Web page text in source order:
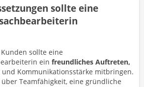
sollte eine
sollte eine
ein freundliches Auftreten,
und Kommunikationsstärke mitbringen.
Teamfähigkeit, eine gründliche